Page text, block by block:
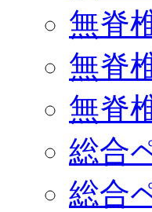
無脊
無脊
無脊
総合
総合